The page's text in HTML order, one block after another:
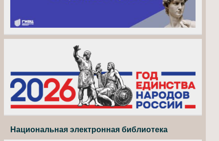
Национальная электронная библиотека